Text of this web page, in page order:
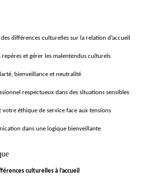
différences culturelles sur la relation d’accueil
et gérer les malentendus culturels
bienveillance et neutralité
respectueux dans des situations sensibles
votre éthique de service face aux tensions
dans une logique bienveillante
culturelles à l’accueil